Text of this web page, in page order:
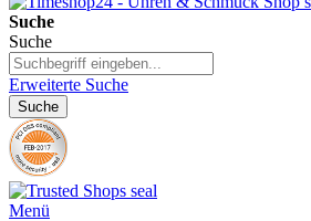
Suche
Suche
Erweiterte Suche
Suche
Menü